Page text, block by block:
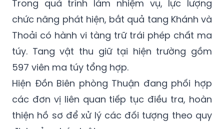
Thoải có hành vi tàng trữ trái phép chất ma
túy. Tang vật thu giữ tại hiện trường gồm
597 viên ma túy tổng hợp.
Hiện Đồn Biên phòng Thuận đang phối hợp
các đơn vị liên quan tiếp tục điều tra, hoàn
thiện hồ sơ để xử lý các đối tượng theo quy
định của pháp luật.